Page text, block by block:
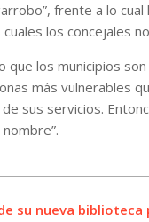
frente a lo cual
los concejales
los municipios
más vulnerables
sus servicios.
su nueva